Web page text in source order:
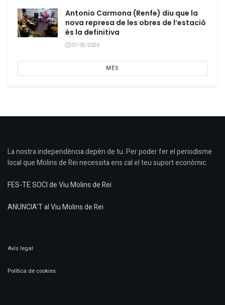
Antonio Carmona (Renfe) diu que la
nova represa de les obres de l’estació
és la definitiva
07/05/2026
MÉS
La nostra independència depèn de tu. Per poder fer el periodisme
local que Molins de Rei necessita ens cal el teu suport econòmic.
FES-TE SOCI de Viu Molins de Rei
ANUNCIA'T al Viu Molins de Rei
Avís legal
Política de cookies